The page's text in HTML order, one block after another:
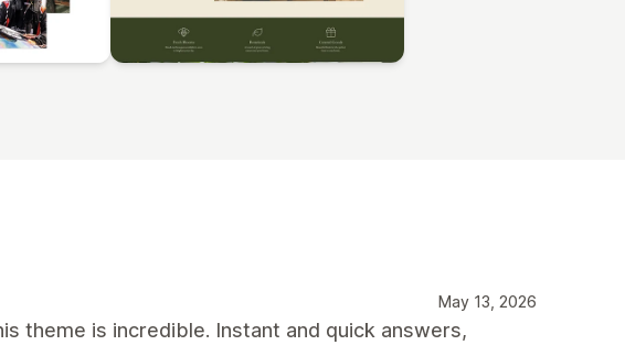
May 13, 2026
theme is incredible. Instant and quick answers,